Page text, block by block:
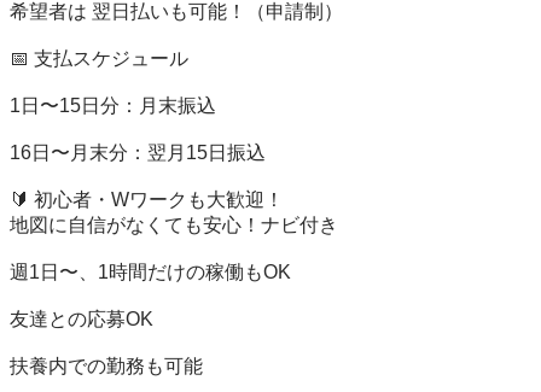
希望者は 翌日払いも可能！（申請制）
📅 支払スケジュール
1日〜15日分：月末振込
16日〜月末分：翌月15日振込
🔰 初心者・Wワークも大歓迎！
地図に自信がなくても安心！ナビ付き
週1日〜、1時間だけの稼働もOK
友達との応募OK
扶養内での勤務も可能